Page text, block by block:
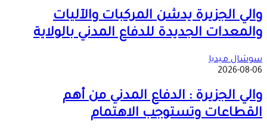
والي الجزيرة يدشن المركبات والآليات
والمعدات الجديدة للدفاع المدني بالولاية
سوشال ميديا
2026-08-06
والي الجزيرة : الدفاع المدني من أهم
القطاعات وتستوجب الاهتمام